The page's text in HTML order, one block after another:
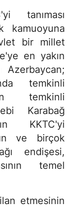
tanıması
kamuoyuna
bir millet
en yakın
temkinli
temkinli
Karabağ
KKTC'yi
ve birçok
endişesi,
temel
ilan etmesinin